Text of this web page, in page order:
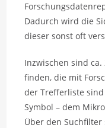
Dadurch wird die
dieser sonst oft
Inzwischen sind ca.
finden, die mit
der Trefferliste
Symbol – dem
Über den Suchfilter